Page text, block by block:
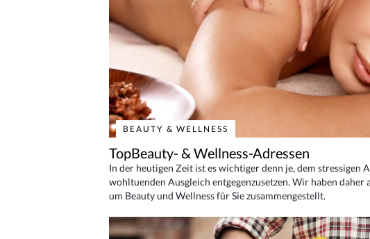
BEAUTY & WELLNESS
TopBeauty- & Wellness-Adressen
In der heutigen Zeit ist es wichtiger denn je, dem stressigen
wohltuenden Ausgleich entgegenzusetzen. Wir haben daher
um Beauty und Wellness für Sie zusammengestellt.